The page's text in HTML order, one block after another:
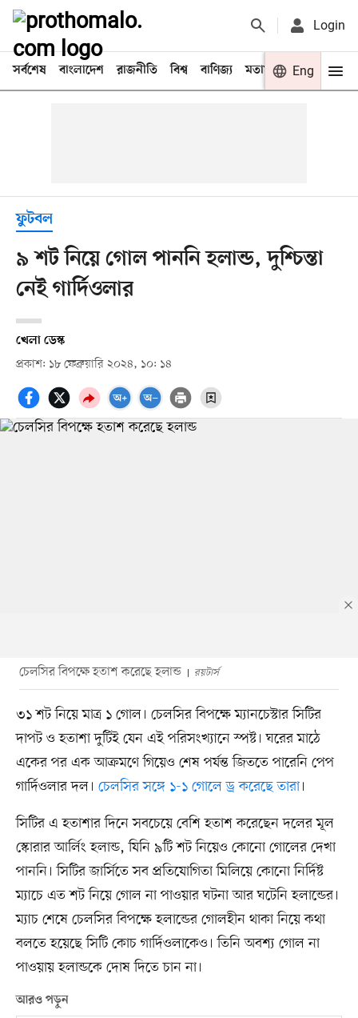
Login
সর্বশেষ বাংলাদেশ রাজনীতি বিশ্ব বাণিজ্য মতামত খেলা
Eng
ফুটবল
৯ শট নিয়ে গোল পাননি হলান্ড, দুশ্চিন্তা
নেই গার্দিওলার
খেলা ডেস্ক
প্রকাশ: ১৮ ফেব্রুয়ারি ২০২৪, ১০: ১৪
চেলসির বিপক্ষে হতাশ করেছে হলান্ড রয়টার্স
৩১ শট নিয়ে মাত্র ১ গোল। চেলসির বিপক্ষে ম্যানচেস্টার সিটির
দাপট ও হতাশা দুটিই যেন এই পরিসংখ্যানে স্পষ্ট। ঘরের মাঠে
একের পর এক আক্রমণে গিয়েও শেষ পর্যন্ত জিততে পারেনি পেপ
গার্দিওলার দল। চেলসির সঙ্গে ১-১ গোলে ড্র করেছে তারা।
সিটির এ হতাশার দিনে সবচেয়ে বেশি হতাশ করেছেন দলের মূল
স্কোরার আর্লিং হলান্ড, যিনি ৯টি শট নিয়েও কোনো গোলের দেখা
পাননি। সিটির জার্সিতে সব প্রতিযোগিতা মিলিয়ে কোনো নির্দিষ্ট
ম্যাচে এত শট নিয়ে গোল না পাওয়ার ঘটনা আর ঘটেনি হলান্ডের।
ম্যাচ শেষে চেলসির বিপক্ষে হলান্ডের গোলহীন থাকা নিয়ে কথা
বলতে হয়েছে সিটি কোচ গার্দিওলাকেও। তিনি অবশ্য গোল না
পাওয়ায় হলান্ডকে দোষ দিতে চান না।
আরও পড়ুন